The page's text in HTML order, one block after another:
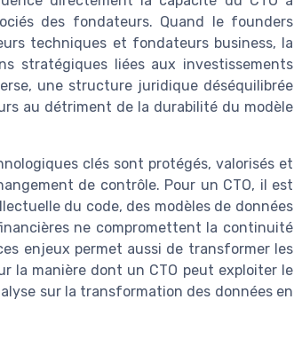
des fondateurs. Quand le founders
techniques et fondateurs business, la
stratégiques liées aux investissements
une structure juridique déséquilibrée
au détriment de la durabilité du modèle
clés sont protégés, valorisés et
de contrôle. Pour un CTO, il est
du code, des modèles de données
ne compromettent la continuité
enjeux permet aussi de transformer les
la manière dont un CTO peut exploiter le
sur la transformation des données en